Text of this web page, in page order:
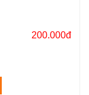
200.000đ